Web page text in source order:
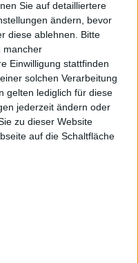
Sie auf detailliertere
ändern, bevor
diese ablehnen.
Bitte
mancher
Einwilligung stattfinden
solchen Verarbeitung
gelten lediglich für diese
jederzeit ändern oder
zu dieser Website
auf die Schaltfläche